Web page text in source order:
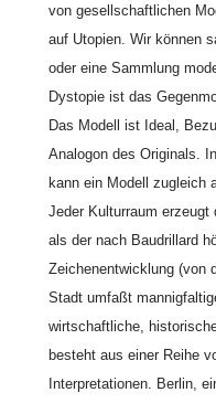
von gesellschaftlichen
auf Utopien. Wir können
oder eine Sammlung
Dystopie ist das
Das Modell ist Ideal,
Analogon des Originals.
kann ein Modell zugleich
Jeder Kulturraum
als der nach Baudrillard
Zeichenentwicklung (von
Stadt umfaßt
wirtschaftliche,
besteht aus einer Reihe
Interpretationen. Berlin,